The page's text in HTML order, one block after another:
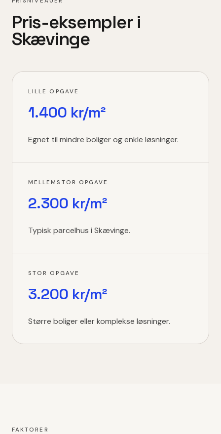
Pris-eksempler i
Skævinge
LILLE OPGAVE
1.400 kr/m²
Egnet til mindre boliger og enkle løsninger.
MELLEMSTOR OPGAVE
2.300 kr/m²
Typisk parcelhus i Skævinge.
STOR OPGAVE
3.200 kr/m²
Større boliger eller komplekse løsninger.
FAKTORER